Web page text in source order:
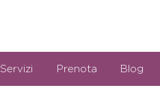
Servizi Prenota Blog